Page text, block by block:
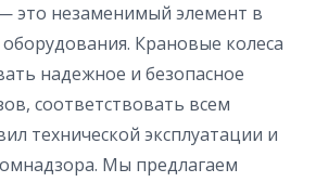
это незаменимый элемент в
Крановые колеса
надежное и безопасное
соответствовать всем
технической эксплуатации и
Мы предлагаем